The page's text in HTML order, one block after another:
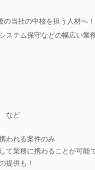
の当社の中核を担う人材へ
ステム保守などの幅広い業
など
われる案件のみ
て業務に携わることが可能で
提供も！